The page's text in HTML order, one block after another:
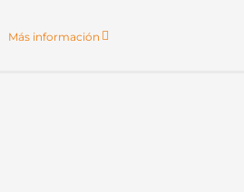
Más información